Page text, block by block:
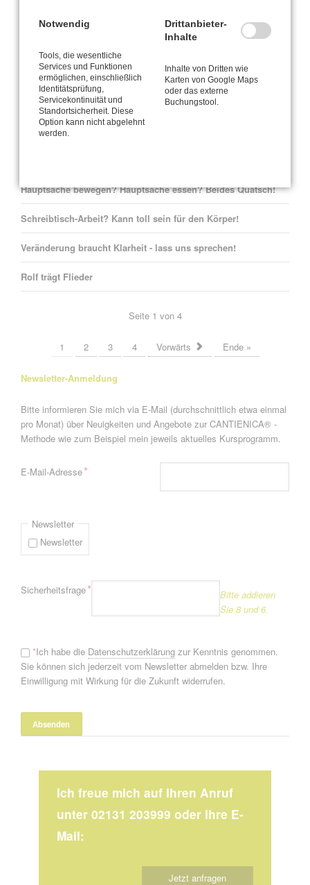
Klausnerstraße 26
Studio-Adresse in Kaarst:
Alte Heerstraße 61
41564 Kaarst
Hauptsache bewegen? Hauptsache essen? Beides Quatsch!
Schreibtisch-Arbeit? Kann toll sein für den Körper!
Veränderung braucht Klarheit - lass uns sprechen!
Rolf trägt Flieder
Seite 1 von 4
1 2 3 4 Vorwärts Ende »
Newsletter-Anmeldung
Bitte informieren Sie mich via E-Mail (durchschnittlich etwa einmal
pro Monat) über Neuigkeiten und Angebote zur CANTIENICA® -
Methode wie zum Beispiel mein jeweils aktuelles Kursprogramm.
Pflichtfeld
E-Mail-Adresse*
Newsletter
Newsletter
Pflichtfeld
Sicherheitsfrage*
Bitte addieren
Sie 8 und 6.
*Ich habe die Datenschutzerklärungzur Kenntnis genommen.
Sie können sich jederzeit vom Newsletter abmelden bzw. Ihre
Einwilligung mit Wirkung für die Zukunft widerrufen.
Ich freue mich auf Ihren Anruf
unter 02131 203999 oder Ihre E-
Mail:
Jetzt anfragen
Notwendig
Tools, die wesentliche
Services und Funktionen
ermöglichen, einschließlich
Identitätsprüfung,
Servicekontinuität und
Standortsicherheit. Diese
Option kann nicht abgelehnt
werden.
Drittanbieter-
Inhalte
Inhalte von Dritten wie
Karten von Google Maps
oder das externe
Buchungstool.